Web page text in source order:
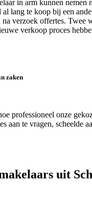
in arm kunnen nemen
lang te koop bij een
verzoek offertes. Twee
verkoop proces
zaken
professioneel onze
aan te vragen, scheelde
uit